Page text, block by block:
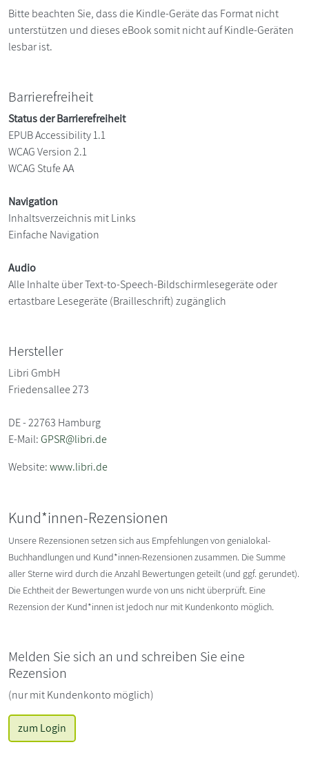
Bitte beachten Sie, dass die Kindle-Geräte das Format nicht
unterstützen und dieses eBook somit nicht auf Kindle-Geräten
lesbar ist.
Barrierefreiheit
Status der Barrierefreiheit
EPUB Accessibility 1.1
WCAG Version 2.1
WCAG Stufe AA
Navigation
Inhaltsverzeichnis mit Links
Einfache Navigation
Audio
Alle Inhalte über Text-to-Speech-Bildschirmlesegeräte oder
ertastbare Lesegeräte (Brailleschrift) zugänglich
Hersteller
Libri GmbH
Friedensallee 273
DE - 22763 Hamburg
E-Mail:GPSR@libri.de
Website:www.libri.de
Kund*innen-Rezensionen
Unsere Rezensionen setzen sich aus Empfehlungen von genialokal-
Buchhandlungen und Kund*innen-Rezensionen zusammen. Die Summe
aller Sterne wird durch die Anzahl Bewertungen geteilt (und ggf. gerundet).
Die Echtheit der Bewertungen wurde von uns nicht überprüft. Eine
Rezension der Kund*innen ist jedoch nur mit Kundenkonto möglich.
Melden Sie sich an und schreiben Sie eine
Rezension
(nur mit Kundenkonto möglich)
zum Login